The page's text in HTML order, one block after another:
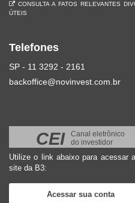
CONSULTA A FATOS RELEVANTES
ÚTEIS
Telefones
SP - 11 3292 - 2161
backoffice@novinvest.com.br
CEI
Canal eletrônico
do investidor
Utilize o link abaixo para acessar
site da B3:
Acessar sua conta